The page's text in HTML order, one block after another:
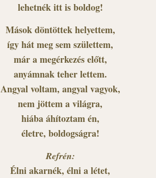
lehetnék itt is boldog!
Mások döntöttek helyettem,
így hát meg sem születtem,
már a megérkezés előtt,
anyámnak teher lettem.
Angyal voltam, angyal vagyok,
nem jöttem a világra,
hiába áhítoztam én,
életre, boldogságra!
Refrén:
Élni akarnék, élni a létet,